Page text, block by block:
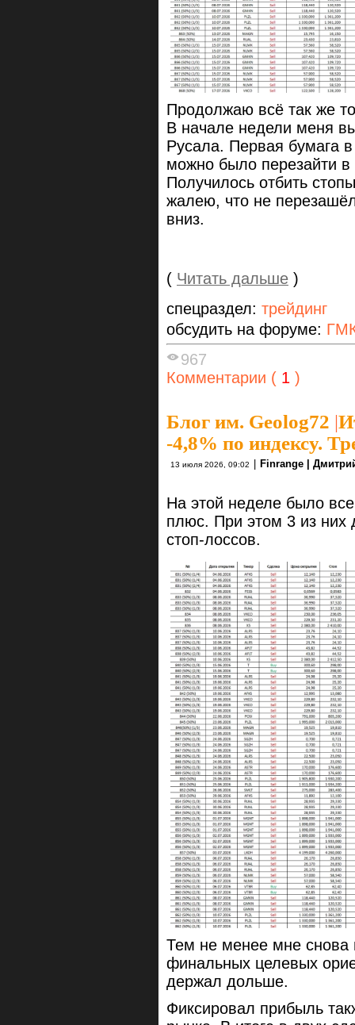
Продолжаю всё так же
В начале недели меня
Русала. Первая бумага
можно было перезайти
Получилось отбить
жалею, что не
вниз.
( Читать дальше )
спецраздел: трейдинг
обсудить на форуме:
967
Комментарии ( 1 )
Блог им. Geolog72 |
-4,8% по индексу.
13 июля 2026, 09:02 Finrange |
На этой неделе было
плюс. При этом 3 из них
стоп-лоссов.
Тем не менее мне снова
финальных целевых
держал дольше.
Фиксировал прибыль